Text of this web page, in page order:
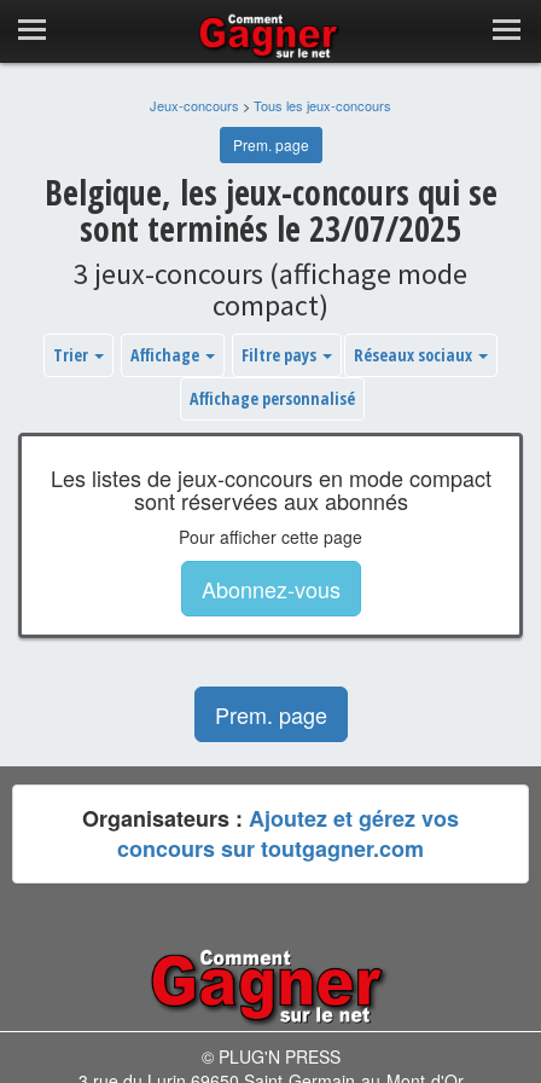
Jeux-concours > Tous les jeux-concours
Prem. page
Belgique, les jeux-concours qui se
sont terminés le 23/07/2025
3 jeux-concours (affichage mode
compact)
Trier Affichage Filtre pays
Réseaux sociaux
Affichage personnalisé
Les listes de jeux-concours en mode compact
sont réservées aux abonnés
Pour afficher cette page
Abonnez-vous
Prem. page
Organisateurs : Ajoutez et gérez vos
concours sur toutgagner.com
© PLUG'N PRESS